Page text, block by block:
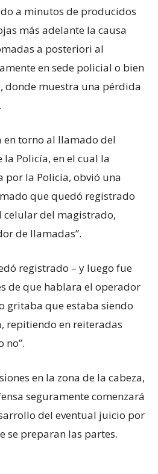
a minutos de producidos
más adelante la causa
a posteriori al
en sede policial o bien
donde muestra una pérdida
en torno al llamado del
Policía, en el cual la
por la Policía, obvió una
que quedó registrado
celular del magistrado,
de llamadas”.
registrado – y luego fue
de que hablara el operador
gritaba que estaba siendo
repitiendo en reiteradas
no”.
en la zona de la cabeza,
seguramente comenzará
del eventual juicio por
se preparan las partes.